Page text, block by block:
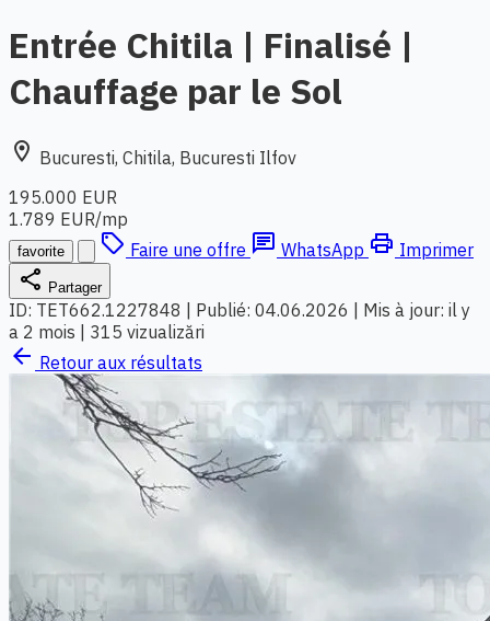
Entrée Chitila | Finalisé |
Chauffage par le Sol
location_on Bucuresti, Chitila, Bucuresti Ilfov
195.000 EUR
1.789 EUR/mp
favorite local_offer Faire une offre chat WhatsApp print Imprimer
share Partager
ID: TET662.1227848 | Publié: 04.06.2026 | Mis à jour: il y
a 2 mois | 315 vizualizări
arrow_back Retour aux résultats